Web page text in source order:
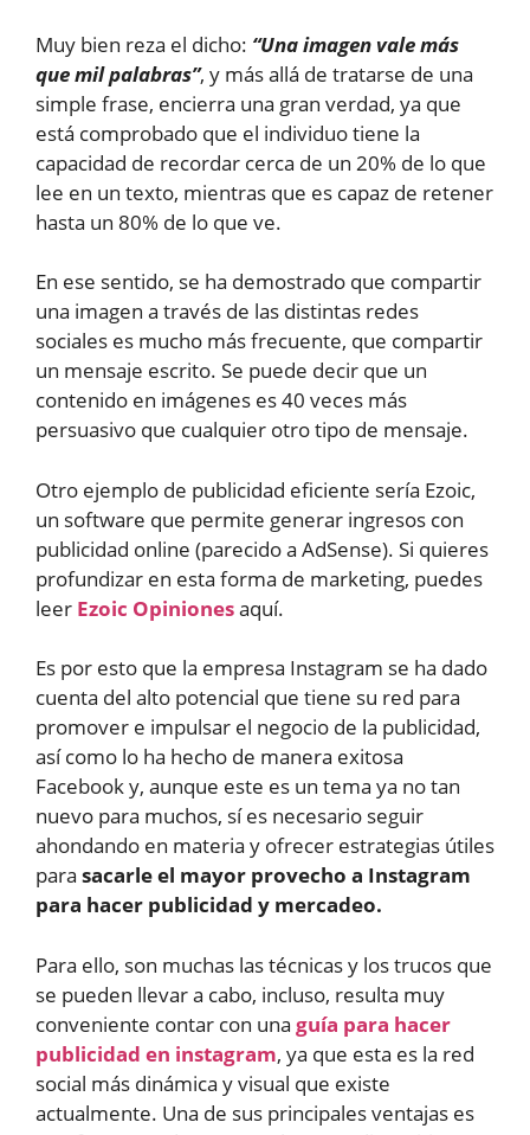
Muy bien reza el dicho: “Una imagen vale más
que mil palabras”, y más allá de tratarse de una
simple frase, encierra una gran verdad, ya que
está comprobado que el individuo tiene la
capacidad de recordar cerca de un 20% de lo que
lee en un texto, mientras que es capaz de retener
hasta un 80% de lo que ve.
En ese sentido, se ha demostrado que compartir
una imagen a través de las distintas redes
sociales es mucho más frecuente, que compartir
un mensaje escrito. Se puede decir que un
contenido en imágenes es 40 veces más
persuasivo que cualquier otro tipo de mensaje.
Otro ejemplo de publicidad eficiente sería Ezoic,
un software que permite generar ingresos con
publicidad online (parecido a AdSense). Si quieres
profundizar en esta forma de marketing, puedes
leer Ezoic Opinionesaquí.
Es por esto que la empresa Instagram se ha dado
cuenta del alto potencial que tiene su red para
promover e impulsar el negocio de la publicidad,
así como lo ha hecho de manera exitosa
Facebook y, aunque este es un tema ya no tan
nuevo para muchos, sí es necesario seguir
ahondando en materia y ofrecer estrategias útiles
para sacarle el mayor provecho a Instagram
para hacer publicidad y mercadeo.
Para ello, son muchas las técnicas y los trucos que
se pueden llevar a cabo, incluso, resulta muy
conveniente contar con una guía para hacer
publicidad en instagram, ya que esta es la red
social más dinámica y visual que existe
actualmente. Una de sus principales ventajas es